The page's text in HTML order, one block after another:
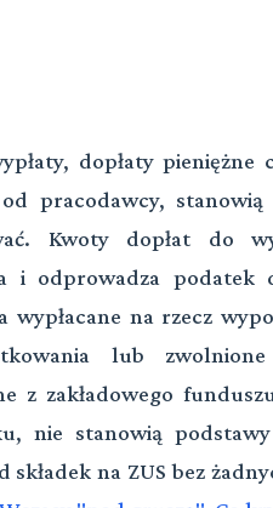
dopłaty
pracodawcy,
Kwoty dopłat do
i odprowadza podatek
wypłacane na rzecz
lub
z zakładowego
nie stanowią
składek na ZUS bez